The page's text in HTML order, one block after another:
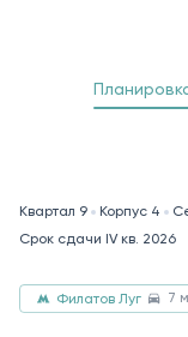
Квартал 9 Корпус 4
Срок сдачи IV кв. 2026
Филатов Луг 7